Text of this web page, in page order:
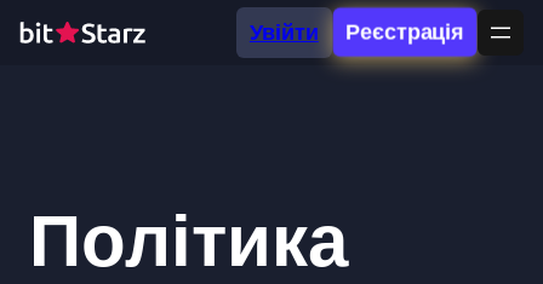
до
Увійти Реєстрація
Політика